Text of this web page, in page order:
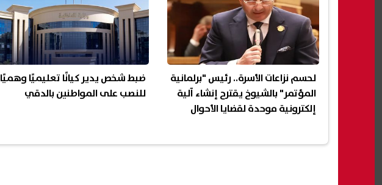
لحسم نزاعات الأسرة.. رئيس "برلمانية
المؤتمر" بالشيوخ يقترح إنشاء آلية
إلكترونية موحدة لقضايا الأحوال
ضبط شخص يدير كيانًا تعليميًا وهميًا
للنصب على المواطنين بالدقي